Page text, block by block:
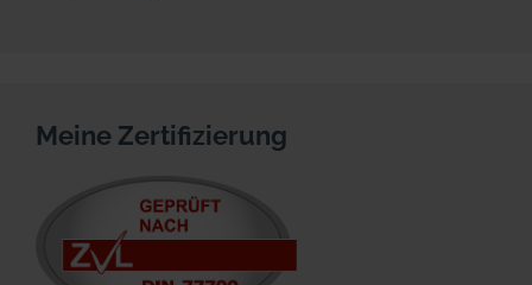
Meine Zertifizierung